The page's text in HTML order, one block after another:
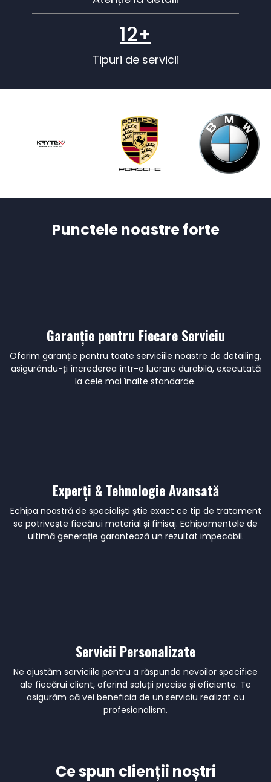
12+
Tipuri de servicii
Punctele noastre forte
Garanție pentru Fiecare Serviciu
Oferim garanție pentru toate serviciile noastre de detailing,
asigurându-ți încrederea într-o lucrare durabilă, executată
la cele mai înalte standarde.
Experți & Tehnologie Avansată
Echipa noastră de specialiști știe exact ce tip de tratament
se potrivește fiecărui material și finisaj. Echipamentele de
ultimă generație garantează un rezultat impecabil.
Servicii Personalizate
Ne ajustăm serviciile pentru a răspunde nevoilor specifice
ale fiecărui client, oferind soluții precise și eficiente. Te
asigurăm că vei beneficia de un serviciu realizat cu
profesionalism.
Ce spun clienții noștri